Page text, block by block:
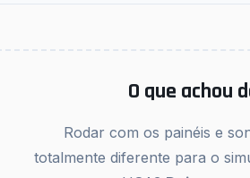
O que achou
Rodar com os painéis e
totalmente diferente para o